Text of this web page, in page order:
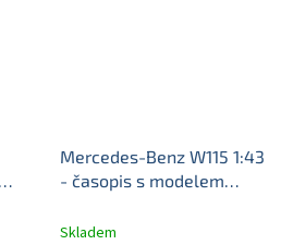
Mercedes-Benz W115 1:43
- časopis s modelem
model auta
Skladem